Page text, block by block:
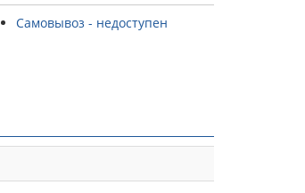
Самовывоз - недоступен